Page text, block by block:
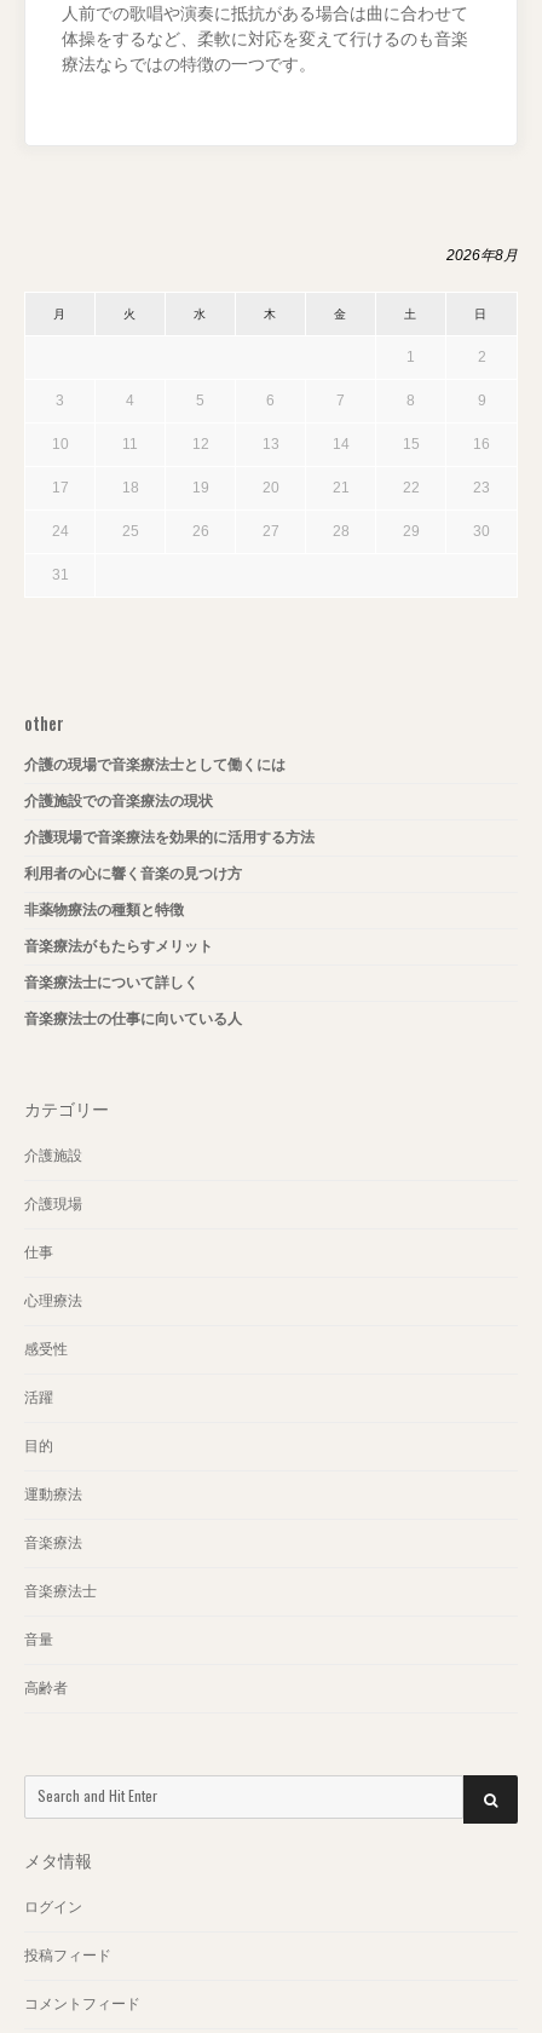
人前での歌唱や演奏に抵抗がある場合は曲に合わせて
体操をするなど、柔軟に対応を変えて行けるのも音楽
療法ならではの特徴の一つです。
2026年8月
月 火 水 木 金 土 日
1 2
3 4 5 6 7 8 9
10 11 12 13 14 15 16
17 18 19 20 21 22 23
24 25 26 27 28 29 30
31
other
介護の現場で音楽療法士として働くには
介護施設での音楽療法の現状
介護現場で音楽療法を効果的に活用する方法
利用者の心に響く音楽の見つけ方
非薬物療法の種類と特徴
音楽療法がもたらすメリット
音楽療法士について詳しく
音楽療法士の仕事に向いている人
カテゴリー
介護施設
介護現場
仕事
心理療法
感受性
活躍
目的
運動療法
音楽療法
音楽療法士
音量
高齢者
SEARCH
メタ情報
ログイン
投稿フィード
コメントフィード